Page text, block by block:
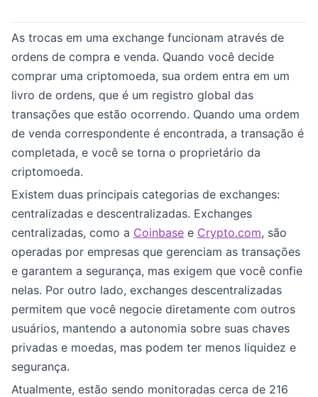
As trocas em uma exchange funcionam através de
ordens de compra e venda. Quando você decide
comprar uma criptomoeda, sua ordem entra em um
livro de ordens, que é um registro global das
transações que estão ocorrendo. Quando uma ordem
de venda correspondente é encontrada, a transação é
completada, e você se torna o proprietário da
criptomoeda.
Existem duas principais categorias de exchanges:
centralizadas e descentralizadas. Exchanges
centralizadas, como a Coinbase e Crypto.com, são
operadas por empresas que gerenciam as transações
e garantem a segurança, mas exigem que você confie
nelas. Por outro lado, exchanges descentralizadas
permitem que você negocie diretamente com outros
usuários, mantendo a autonomia sobre suas chaves
privadas e moedas, mas podem ter menos liquidez e
segurança.
Atualmente, estão sendo monitoradas cerca de 216